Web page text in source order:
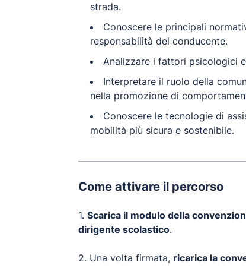
strada.
Conoscere le principali
responsabilità del conducente.
Analizzare i fattori psicologici
Interpretare il ruolo della
nella promozione di
Conoscere le tecnologie di
mobilità più sicura e sostenibile.
Come attivare il percorso
1. Scarica il modulo della
dirigente scolastico.
2. Una volta firmata, ricarica la